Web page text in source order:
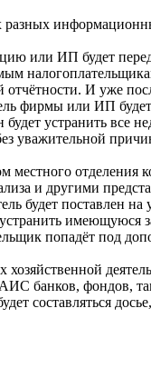
разных
или ИП будет
отчётности. И уже
фирмы или ИП будет
устранить все
уважительной
местного отделения
и другими
будет поставлен на
имеющуюся
попадёт под
банков, фондов,
составляться